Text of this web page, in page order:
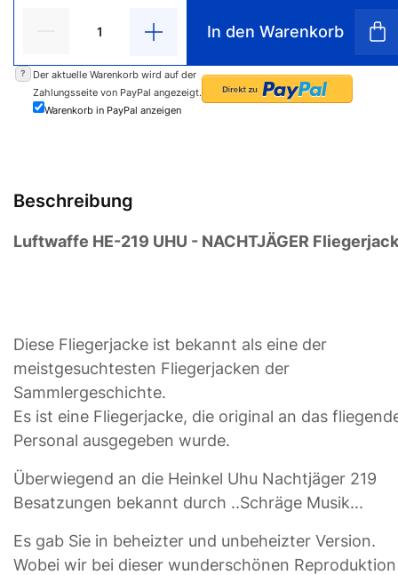
In den Warenkorb
?
Der aktuelle Warenkorb wird auf der
Zahlungsseite von PayPal angezeigt.
Warenkorb in PayPal anzeigen
Beschreibung
Luftwaffe HE-219 UHU - NACHTJÄGER
Diese Fliegerjacke ist bekannt als eine der
meistgesuchtesten Fliegerjacken der
Sammlergeschichte.
Es ist eine Fliegerjacke, die original an das
Personal ausgegeben wurde.
Überwiegend an die Heinkel Uhu Nachtjäger 219
Besatzungen bekannt durch ..Schräge Musik...
Es gab Sie in beheizter und unbeheizter Version.
Wobei wir bei dieser wunderschönen Reproduktion